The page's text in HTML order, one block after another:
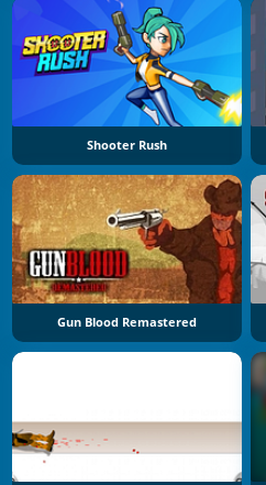
Shooter Rush
Gun Blood Remastered